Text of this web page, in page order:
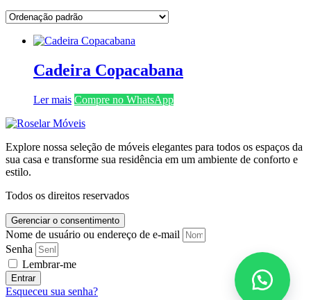
Cadeira Copacabana
Ler mais Compre no WhatsApp
Explore nossa seleção de móveis elegantes para todos os espaços da
sua casa e transforme sua residência em um ambiente de conforto e
estilo.
Todos os direitos reservados
Gerenciar o consentimento
Nome de usuário ou endereço de e-mail
Senha
Lembrar-me
Entrar
Esqueceu sua senha?